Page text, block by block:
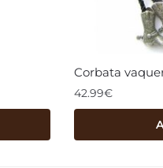
Corbata
42.99€